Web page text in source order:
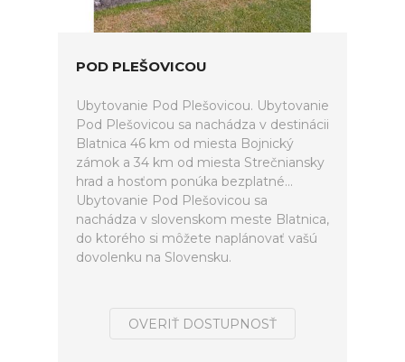
POD PLEŠOVICOU
Ubytovanie Pod Plešovicou. Ubytovanie
Pod Plešovicou sa nachádza v destinácii
Blatnica 46 km od miesta Bojnický
zámok a 34 km od miesta Strečniansky
hrad a hosťom ponúka bezplatné...
Ubytovanie Pod Plešovicou sa
nachádza v slovenskom meste Blatnica,
do ktorého si môžete naplánovať vašú
dovolenku na Slovensku.
OVERIŤ DOSTUPNOSŤ